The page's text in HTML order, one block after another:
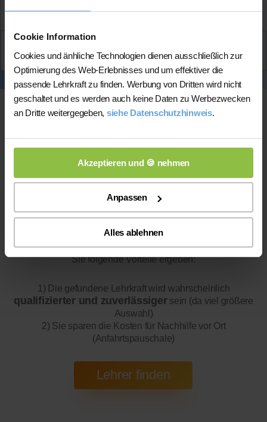
Cookie Information
Cookies und änhliche Technologien dienen ausschließlich zur
Optimierung des Web-Erlebnisses und um effektiver die
passende Lehrkraft zu finden. Werbung von Dritten wird nicht
geschaltet und es werden auch keine Daten zu Werbezwecken
an Dritte weitergegeben, siehe Datenschutzhinweis.
Akzeptieren und 🍪 nehmen
Anpassen
Alles ablehnen
Neele kontaktieren
Online-Unterricht
Bitte beachten Sie, dass wir fürOnline-Unterricht
200 bis 300 mal bessere Auswahl haben, wodurch sich für
Sie folgende Vorteile ergeben:
1) Die gefundene Lehrkraft wird wahrscheinlich
qualifizierter und zuverlässigersein (da viel größere
Auswahl)
2) Sie sparen die Kosten für Nachhilfe vor Ort
(Anfahrtspauschale)